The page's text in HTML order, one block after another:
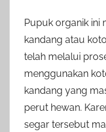
Pupuk organik ini
kandang atau
telah melalui
menggunakan
kandang yang
perut hewan.
segar tersebut